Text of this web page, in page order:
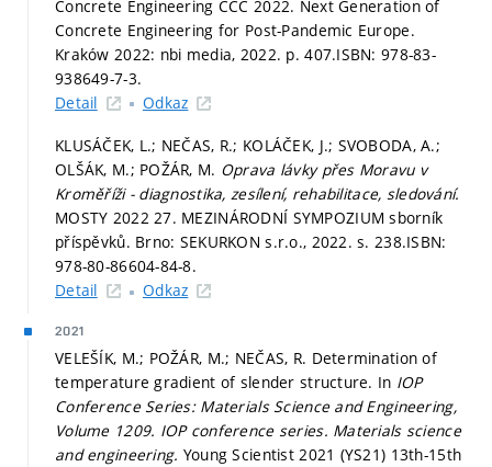
Concrete Engineering CCC 2022. Next Generation of
Concrete Engineering for Post-Pandemic Europe.
Kraków 2022: nbi media, 2022. p. 407.ISBN: 978-83-
938649-7-3.
Detail
Odkaz
KLUSÁČEK, L.; NEČAS, R.; KOLÁČEK, J.; SVOBODA, A.;
OLŠÁK, M.; POŽÁR, M. Oprava lávky přes Moravu v
Kroměříži - diagnostika, zesílení, rehabilitace, sledování.
MOSTY 2022 27. MEZINÁRODNÍ SYMPOZIUM sborník
příspěvků. Brno: SEKURKON s.r.o., 2022.s. 238.ISBN:
978-80-86604-84-8.
Detail
Odkaz
2021
VELEŠÍK, M.; POŽÁR, M.; NEČAS, R. Determination of
temperature gradient of slender structure. In IOP
Conference Series: Materials Science and Engineering,
Volume 1209. IOP conference series. Materials science
and engineering. Young Scientist 2021 (YS21) 13th-15th